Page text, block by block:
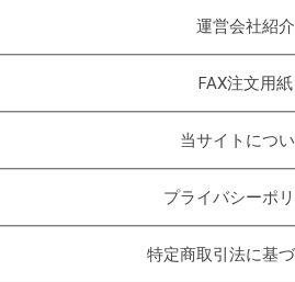
運営会社紹介
FAX注文用紙
当サイトにつ
プライバシーポ
特定商取引法に基